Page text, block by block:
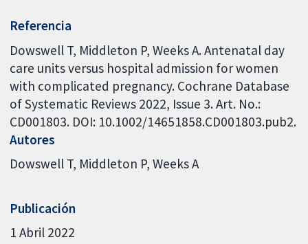
Referencia
Dowswell T, Middleton P, Weeks A. Antenatal day
care units versus hospital admission for women
with complicated pregnancy. Cochrane Database
of Systematic Reviews 2022, Issue 3. Art. No.:
CD001803. DOI: 10.1002/14651858.CD001803.pub2.
Autores
Dowswell T Middleton P Weeks A
Publicación
1 Abril 2022